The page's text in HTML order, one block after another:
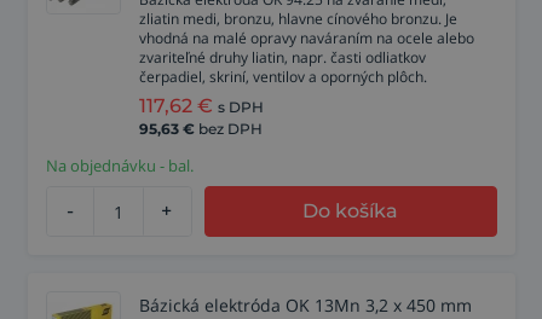
zliatin medi, bronzu, hlavne cínového bronzu. Je
vhodná na malé opravy naváraním na ocele alebo
zvariteľné druhy liatin, napr. časti odliatkov
čerpadiel, skriní, ventilov a oporných plôch.
117,62 € s DPH
95,63 € bez DPH
Na objednávku - bal.
- + Do košíka
Bázická elektróda OK 13Mn 3,2 x 450 mm